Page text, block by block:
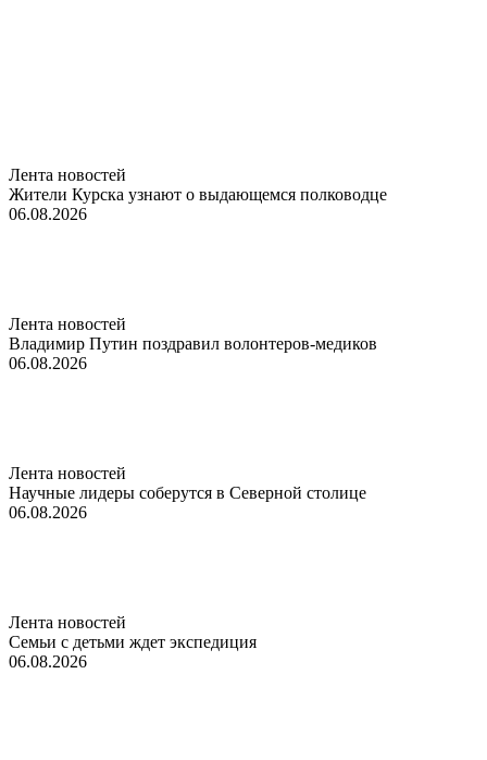
Лента новостей
Жители Курска узнают о выдающемся полководце
06.08.2026
Лента новостей
Владимир Путин поздравил волонтеров-медиков
06.08.2026
Лента новостей
Научные лидеры соберутся в Северной столице
06.08.2026
Лента новостей
Семьи с детьми ждет экспедиция
06.08.2026